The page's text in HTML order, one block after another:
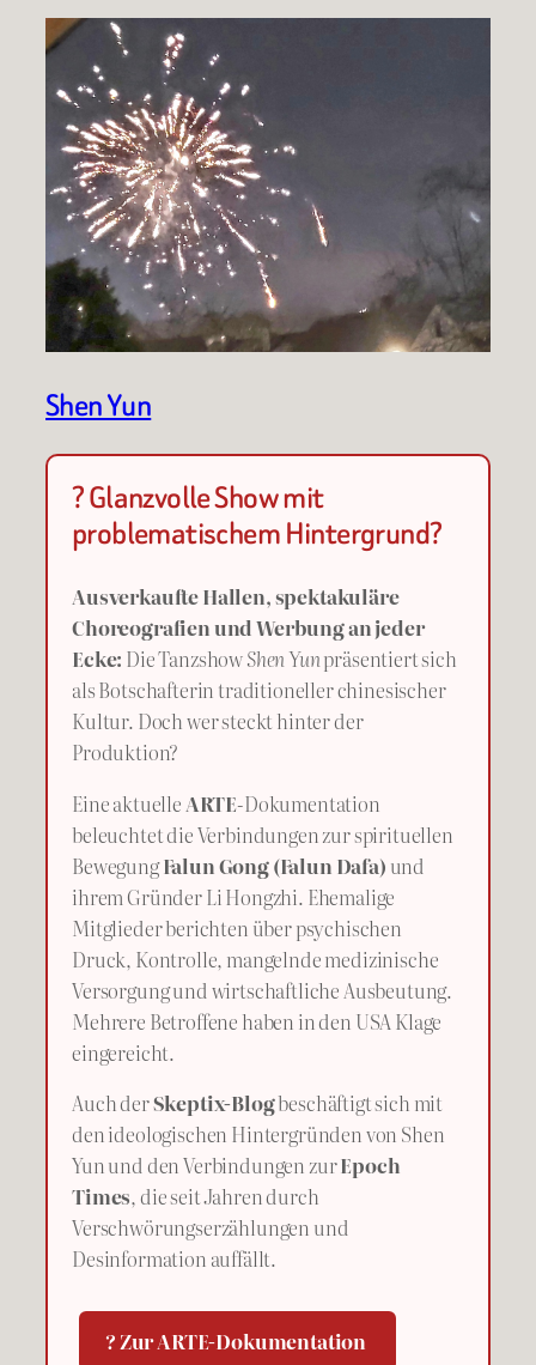
Shen Yun
? Glanzvolle Show mit
problematischem Hintergrund?
Ausverkaufte Hallen, spektakuläre
Choreografien und Werbung an jeder
Ecke: Die TanzshowShen Yunpräsentiert sich
als Botschafterin traditioneller chinesischer
Kultur. Doch wer steckt hinter der
Produktion?
Eine aktuelle ARTE-Dokumentation
beleuchtet die Verbindungen zur spirituellen
BewegungFalun Gong (Falun Dafa) und
ihrem Gründer Li Hongzhi. Ehemalige
Mitglieder berichten über psychischen
Druck, Kontrolle, mangelnde medizinische
Versorgung und wirtschaftliche Ausbeutung.
Mehrere Betroffene haben in den USA Klage
eingereicht.
Auch derSkeptix-Blogbeschäftigt sich mit
den ideologischen Hintergründen von Shen
Yun und den Verbindungen zurEpoch
Times, die seit Jahren durch
Verschwörungserzählungen und
Desinformation auffällt.
? Zur ARTE-Dokumentation